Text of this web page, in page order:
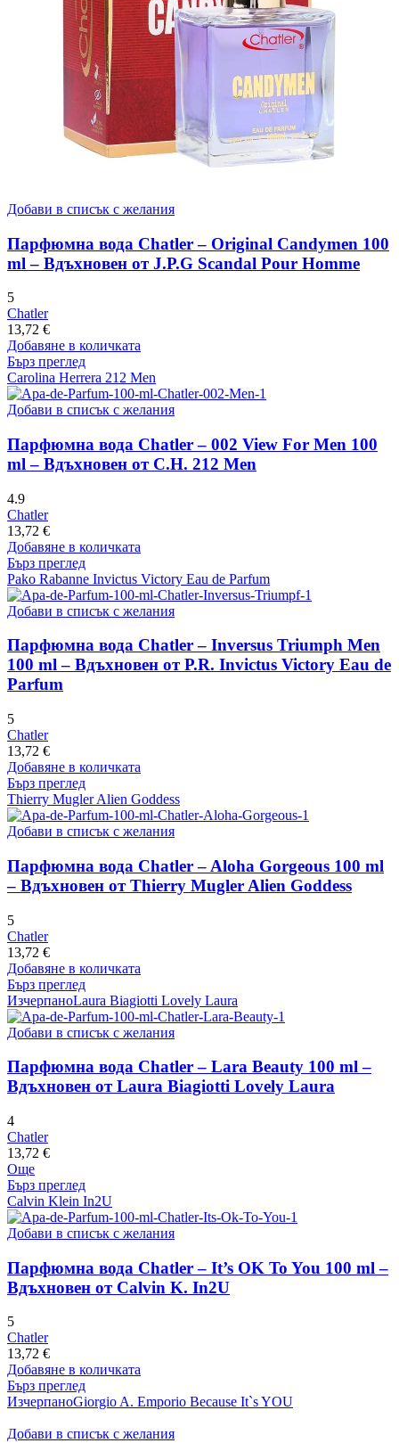
Добави в списък с желания
Парфюмна вода Chatler – Original Candymen 100
ml – Вдъхновен от J.P.G Scandal Pour Homme
5
Chatler
13,72 €
Добавяне в количката
Бърз преглед
Carolina Herrera 212 Men
Добави в списък с желания
Парфюмна вода Chatler – 002 View For Men 100
ml – Вдъхновен от C.H. 212 Men
4.9
Chatler
13,72 €
Добавяне в количката
Бърз преглед
Pako Rabanne Invictus Victory Eau de Parfum
Добави в списък с желания
Парфюмна вода Chatler – Inversus Triumph Men
100 ml – Вдъхновен от P.R. Invictus Victory Eau de
Parfum
5
Chatler
13,72 €
Добавяне в количката
Бърз преглед
Thierry Mugler Alien Goddess
Добави в списък с желания
Парфюмна вода Chatler – Aloha Gorgeous 100 ml
– Вдъхновен от Thierry Mugler Alien Goddess
5
Chatler
13,72 €
Добавяне в количката
Бърз преглед
ИзчерпаноLaura Biagiotti Lovely Laura
Добави в списък с желания
Парфюмна вода Chatler – Lara Beauty 100 ml –
Вдъхновен от Laura Biagiotti Lovely Laura
4
Chatler
13,72 €
Още
Бърз преглед
Calvin Klein In2U
Добави в списък с желания
Парфюмна вода Chatler – It’s OK To You 100 ml –
Вдъхновен от Calvin K. In2U
5
Chatler
13,72 €
Добавяне в количката
Бърз преглед
ИзчерпаноGiorgio A. Emporio Because It`s YOU
Добави в списък с желания